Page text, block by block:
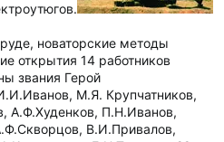
новаторские методы
открытия 14 работников
звания Герой
М.Я. Крупчатников,
А.Ф.Худенков, П.Н.Иванов,
В.И.Привалов,